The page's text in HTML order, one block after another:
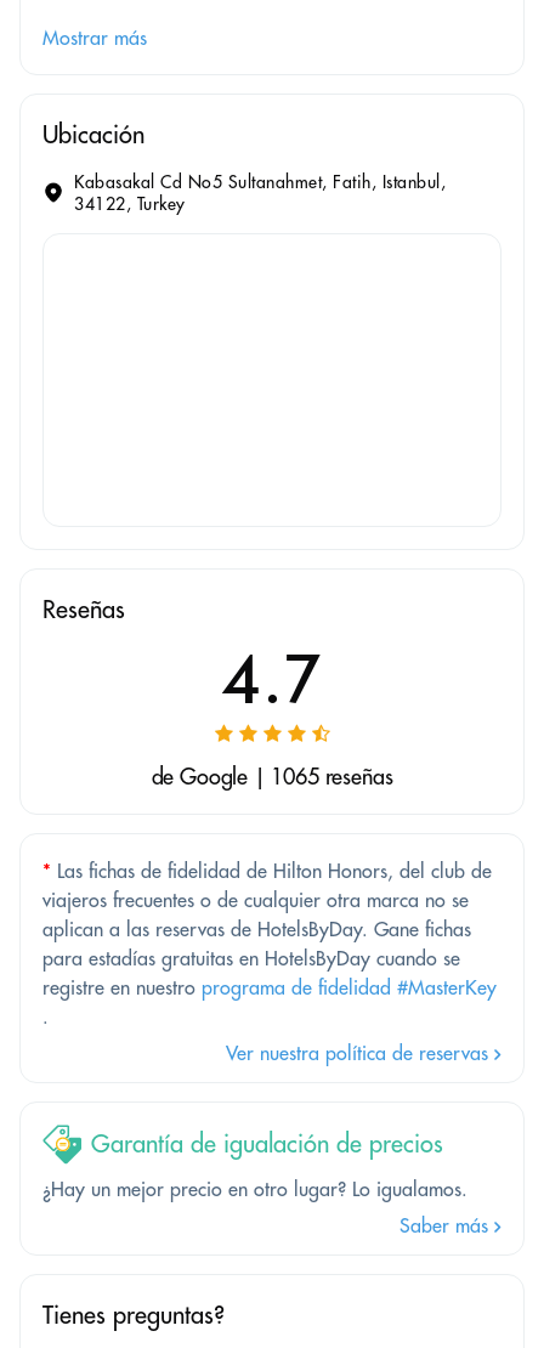
Mostrar más
Ubicación
Kabasakal Cd No5 Sultanahmet, Fatih, Istanbul,
34122, Turkey
Reseñas
4.7
de Google | 1065 reseñas
* Las fichas de fidelidad de Hilton Honors, del club de
viajeros frecuentes o de cualquier otra marca no se
aplican a las reservas de HotelsByDay. Gane fichas
para estadías gratuitas en HotelsByDay cuando se
registre en nuestro programa de fidelidad #MasterKey
.
Ver nuestra política de reservas
Garantía de igualación de precios
¿Hay un mejor precio en otro lugar? Lo igualamos.
Saber más
Tienes preguntas?